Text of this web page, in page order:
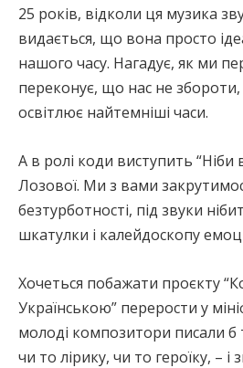
25 років, відколи ця музика
видається, що вона просто
нашого часу. Нагадує, як ми
переконує, що нас не збороти,
освітлює найтемніші часи.
А в ролі коди виступить “Ніби
Лозової. Ми з вами
безтурботності, під звуки
шкатулки і калейдоскопу
Хочеться побажати проєкту
Українською” перерости у
молоді композитори писали б
чи то лірику, чи то героїку, –